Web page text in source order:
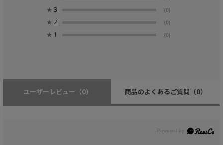
★ 3 (0)
★ 2 (0)
★ 1 (0)
ユーザーレビュー （0） 商品のよくあるご質問 （0）